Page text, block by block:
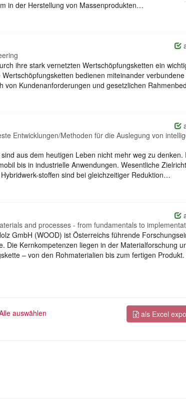
in der Herstellung von Massenprodukten…
ihre stark vernetzten Wertschöpfungsketten ein
bedienen miteinander
von Kundenanforderungen und gesetzlichen
Entwicklungen/Methoden für die Auslegung von
aus dem heutigen Leben nicht mehr weg zu
bis in industrielle Anwendungen. Wesentliche
stoffen sind bei gleichzeitiger Reduktion…
and processes - from fundamentals to
GmbH (WOOD) ist Österreichs führende
Die Kernkompetenzen liegen in der Materialforschung
– von den Rohmaterialien bis zum fertigen
auswählen als Excel